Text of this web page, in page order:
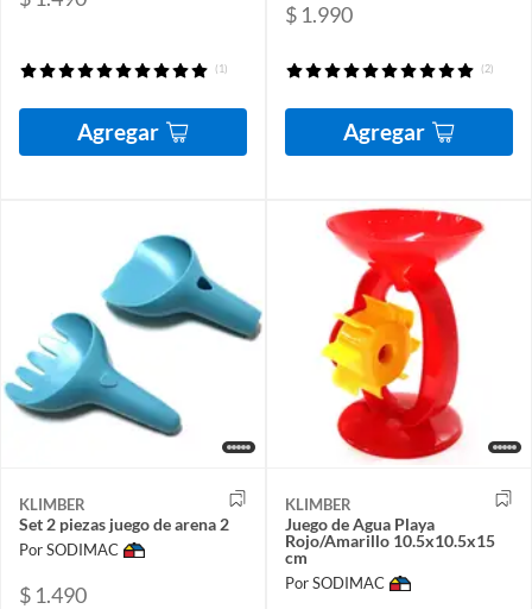
(1)
Agregar
$ 1.990
(2)
Agregar
KLIMBER
Set 2 piezas juego de arena 2
Por SODIMAC
$ 1.490
KLIMBER
Juego de Agua Playa
Rojo/Amarillo 10.5x10.5x15
cm
Por SODIMAC